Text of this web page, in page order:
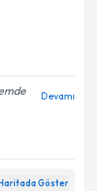
Devamı
Haritada Göster